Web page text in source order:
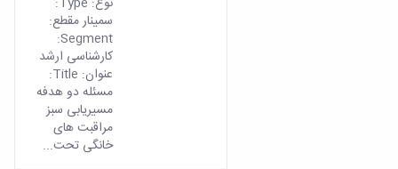
سمینار مقطع:
Segment:
کارشناسی ارشد
عنوان: Title:
مسئله دو هدفه
مسیریابی سبز
مراقبت های
خانگی تحت...